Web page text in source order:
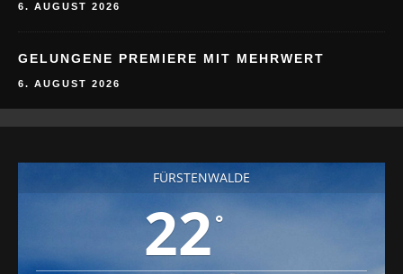
6. AUGUST 2026
GELUNGENE PREMIERE MIT MEHRWERT
6. AUGUST 2026
FÜRSTENWALDE
22 °